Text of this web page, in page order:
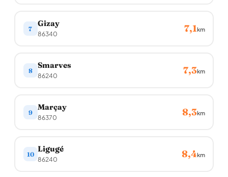
7
Gizay
86340 7,1km
8
Smarves
86240 7,3km
9
Marçay
86370 8,3km
10
Ligugé
86240 8,4km